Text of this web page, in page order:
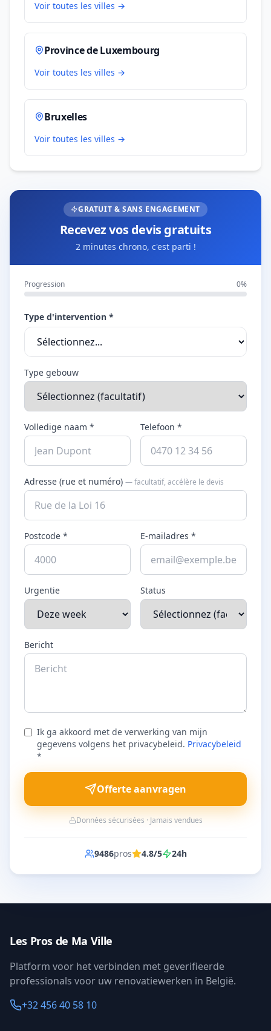
Voir toutes les villes →
Province de Luxembourg
Voir toutes les villes →
Bruxelles
Voir toutes les villes →
GRATUIT & SANS ENGAGEMENT
Recevez vos devis gratuits
2 minutes chrono, c'est parti !
Progression 0%
Type d'intervention *
Type gebouw
Volledige naam * Telefoon *
Adresse (rue et numéro) — facultatif, accélère le devis
Postcode * E-mailadres *
Urgentie Status
Bericht
Ik ga akkoord met de verwerking van mijn
gegevens volgens het privacybeleid. Privacybeleid
*
Offerte aanvragen
Données sécurisées · Jamais vendues
9486pros 4.8/5 24h
Les Pros de Ma Ville
Platform voor het verbinden met geverifieerde
professionals voor uw renovatiewerken in België.
+32 456 40 58 10